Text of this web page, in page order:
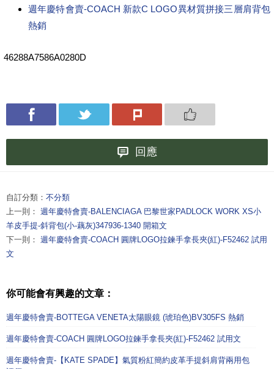
週年慶特會賣-COACH 新款C LOGO異材質拼接三層肩背包
熱銷
46288A7586A0280D
回應
自訂分類： 不分類
上一則： 週年慶特會賣-BALENCIAGA 巴黎世家PADLOCK WORK XS小
羊皮手提-斜背包(小-藕灰)347936-1340 開箱文
下一則： 週年慶特會賣-COACH 圓牌LOGO拉鍊手拿長夾(紅)-F52462 試用
文
你可能會有興趣的文章：
週年慶特會賣-BOTTEGA VENETA太陽眼鏡 (琥珀色)BV305FS 熱銷
週年慶特會賣-COACH 圓牌LOGO拉鍊手拿長夾(紅)-F52462 試用文
週年慶特會賣-【KATE SPADE】氣質粉紅簡約皮革手提斜肩背兩用包